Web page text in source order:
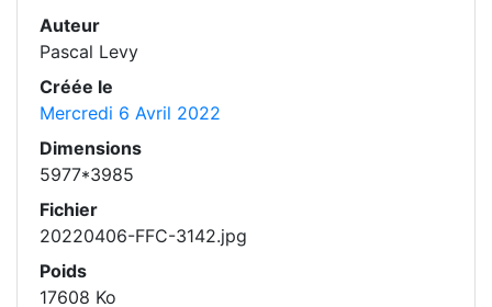
Auteur
Pascal Levy
Créée le
Mercredi 6 Avril 2022
Dimensions
5977*3985
Fichier
20220406-FFC-3142.jpg
Poids
17608 Ko